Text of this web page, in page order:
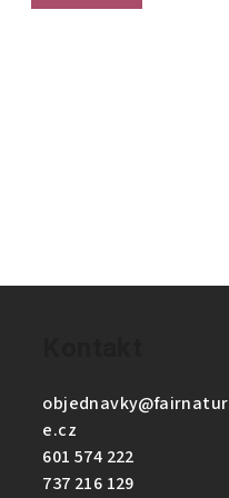
objednavky@fairnatur
e.cz
601 574 222
737 216 129